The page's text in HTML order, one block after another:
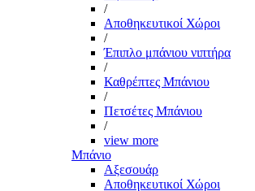
/
Αποθηκευτικοί Χώροι
/
Έπιπλο μπάνιου νιπτήρα
/
Καθρέπτες Μπάνιου
/
Πετσέτες Μπάνιου
/
view more
Μπάνιο
Αξεσουάρ
Αποθηκευτικοί Χώροι